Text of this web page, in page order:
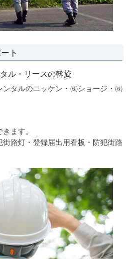
ト
ル・リースの斡旋
タルのニッケン・㈱ショージ・㈱
ます。
路灯・登録届出用看板・防犯街路